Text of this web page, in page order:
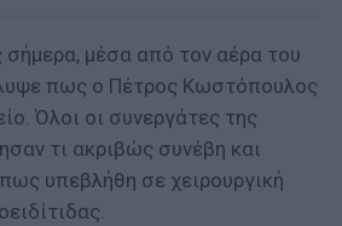
σήμερα, μέσα από τον αέρα του
πως ο Πέτρος Κωστόπουλος
Όλοι οι συνεργάτες της
τι ακριβώς συνέβη και
υπεβλήθη σε χειρουργική